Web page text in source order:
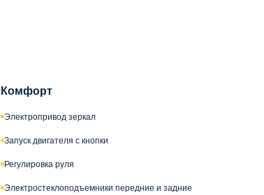
Комфорт
Электропривод зеркал
Запуск двигателя с кнопки
Регулировка руля
Электростеклоподъемники передние и задние